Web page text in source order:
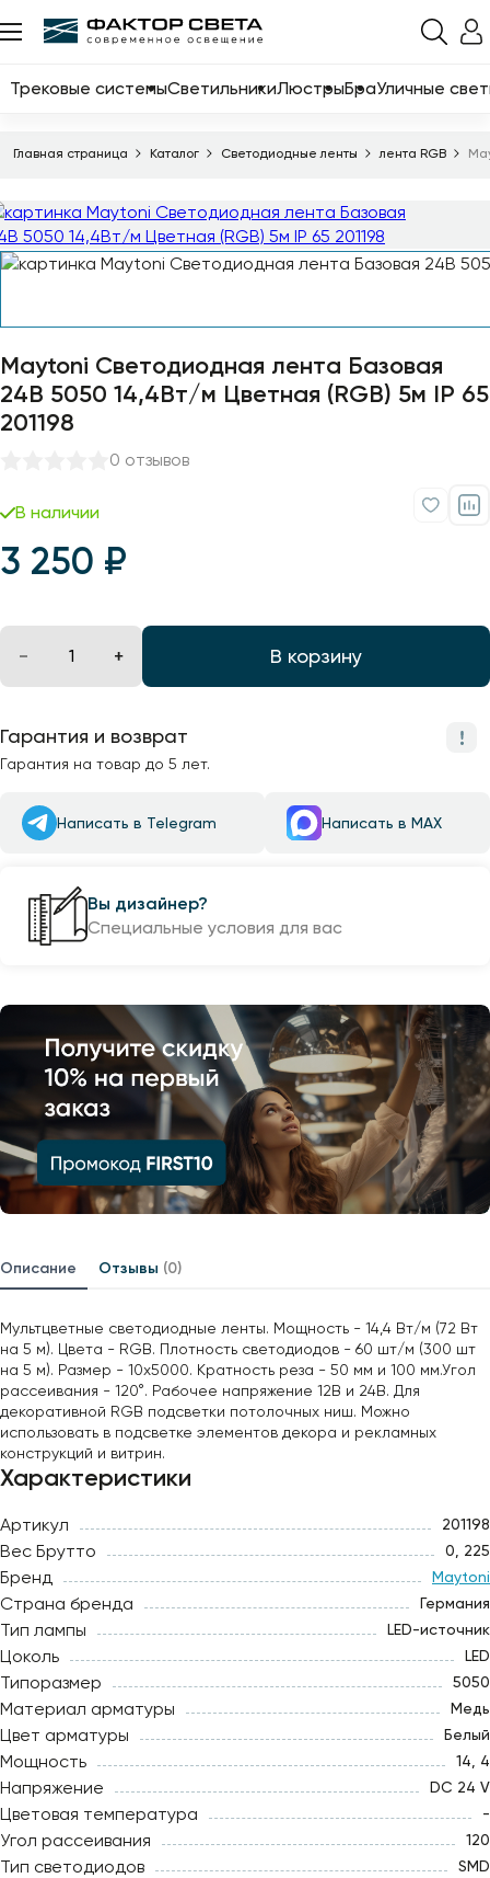
Трековые системыСветильникиЛюстрыБраУличные
Главная страница Каталог Светодиодные ленты лента RGB
Maytoni Светодиодная лента Базовая
24В 5050 14,4Вт/м Цветная (RGB) 5м IP 65
201198
0 отзывов
В наличии
3 250 ₽
В корзину
Гарантия и возврат
Гарантия на товар до 5 лет.
Написать в Telegram Написать в MAX
Вы дизайнер?
Специальные условия для вас
Описание Отзывы (0)
Мультцветные светодиодные ленты. Мощность - 14,4 Вт/м (72 Вт
на 5 м). Цвета - RGB. Плотность светодиодов - 60 шт/м (300 шт
на 5 м). Размер - 10х5000. Кратность реза - 50 мм и 100 мм.Угол
рассеивания - 120°. Рабочее напряжение 12В и 24В. Для
декоративной RGB подсветки потолочных ниш. Можно
использовать в подсветке элементов декора и рекламных
конструкций и витрин.
Характеристики
Артикул 201198
Вес Брутто 0, 225
Бренд Maytoni
Страна бренда Германия
Тип лампы LED-источник
Цоколь LED
Типоразмер 5050
Материал арматуры Медь
Цвет арматуры Белый
Мощность 14, 4
Напряжение DC 24 V
Цветовая температура -
Угол рассеивания 120
Тип светодиодов SMD
Назад
Каталог
Люстры
Бра
Светодиодные ленты
Торшеры
Настольные лампы
Профили для ленты
Лампочки